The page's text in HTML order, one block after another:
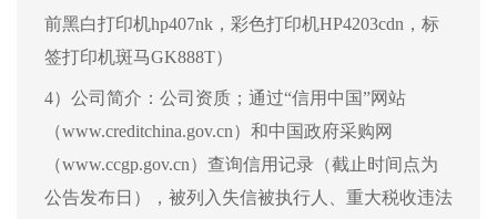
前黑白打印机hp407nk，彩色打印机HP4203cdn，标
签打印机斑马GK888T）
4）公司简介：公司资质；通过“信用中国”网站
（www.creditchina.gov.cn）和中国政府采购网
（www.ccgp.gov.cn）查询信用记录（截止时间点为
公告发布日），被列入失信被执行人、重大税收违法